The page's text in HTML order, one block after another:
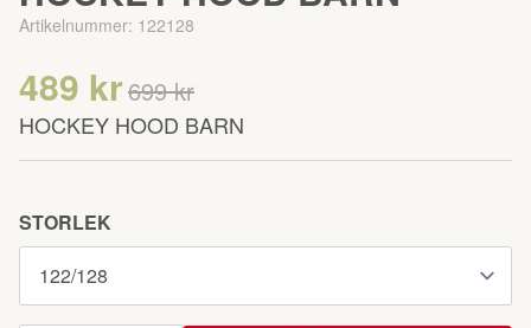
Artikelnummer: 122128
489 kr699 kr
HOCKEY HOOD BARN
STORLEK